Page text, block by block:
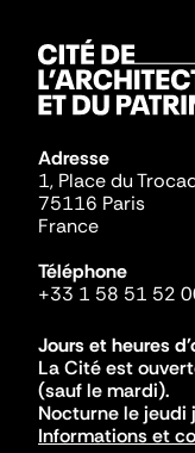
Adresse
1, Place du
75116 Paris
France
Téléphone
+33 1 58 51 52
Jours et heures
La Cité est
(sauf le mardi).
Nocturne le jeudi
Informations et